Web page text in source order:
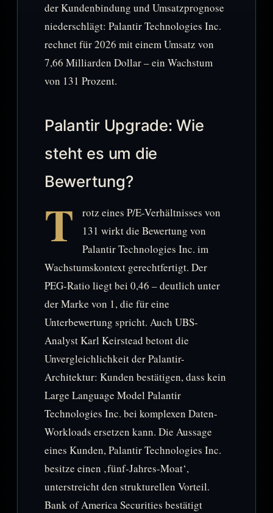
der Kundenbindung und Umsatzprognose
niederschlägt: Palantir Technologies Inc.
rechnet für 2026 mit einem Umsatz von
7,66 Milliarden Dollar – ein Wachstum
von 131 Prozent.
Palantir Upgrade: Wie
steht es um die
Bewertung?
T
rotz eines P/E-Verhältnisses von
131 wirkt die Bewertung von
Palantir Technologies Inc. im
Wachstumskontext gerechtfertigt. Der
PEG-Ratio liegt bei 0,46 – deutlich unter
der Marke von 1, die für eine
Unterbewertung spricht. Auch UBS-
Analyst Karl Keirstead betont die
Unvergleichlichkeit der Palantir-
Architektur: Kunden bestätigen, dass kein
Large Language Model Palantir
Technologies Inc. bei komplexen Daten-
Workloads ersetzen kann. Die Aussage
eines Kunden, Palantir Technologies Inc.
besitze einen ‚fünf-Jahres-Moat‘,
unterstreicht den strukturellen Vorteil.
Bank of America Securities bestätigt